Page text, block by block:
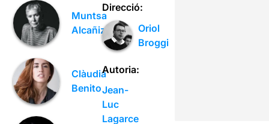
Muntsa
Alcañiz
Clàudia
Benito
Direcció:
Oriol
Broggi
Autoria:
Jean-
Luc
Lagarce